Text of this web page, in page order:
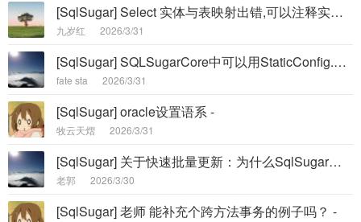
[SqlSugar] Select 实体与表映射出错,可以注释实体类中的字段排查具体哪一个字段异常 -
九岁红 2026/3/31
[SqlSugar] SQLSugarCore中可以用StaticConfig.CustomSnowFlakeTimeErrorFunc -
fate sta 2026/3/31
[SqlSugar] oracle设置语系 -
牧云天熠 2026/3/31
[SqlSugar] 关于快速批量更新：为什么SqlSugar中Storageable中的BulkUpdate只更新一条记录 -
老郭 2026/3/30
[SqlSugar] 老师 能补充个跨方法事务的例子吗？ -